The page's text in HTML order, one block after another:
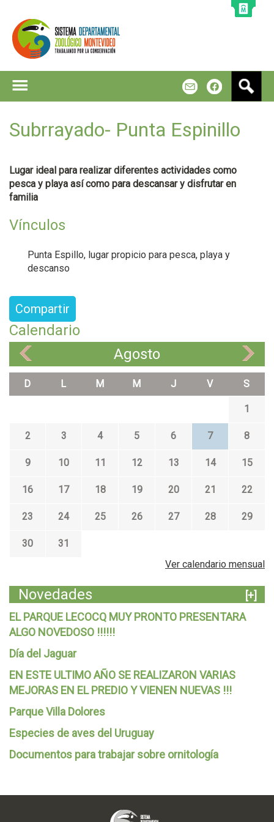
Subrrayado- Punta Espinillo
Lugar ideal para realizar diferentes actividades como
pesca y playa así como para descansar y disfrutar en
familia
Vínculos
Punta Espillo, lugar propicio para pesca, playa y
descanso
Compartir
Calendario
Agosto
D L M M J V S
1
2 3 4 5 6 7 8
9 10 11 12 13 14 15
16 17 18 19 20 21 22
23 24 25 26 27 28 29
30
31
Ver calendario mensual
Novedades
[+]
EL PARQUE LECOCQ MUY PRONTO PRESENTARA
ALGO NOVEDOSO !!!!!!
Día del Jaguar
EN ESTE ULTIMO AÑO SE REALIZARON VARIAS
MEJORAS EN EL PREDIO Y VIENEN NUEVAS !!!
Parque Villa Dolores
Especies de aves del Uruguay
Documentos para trabajar sobre ornitología
s
a